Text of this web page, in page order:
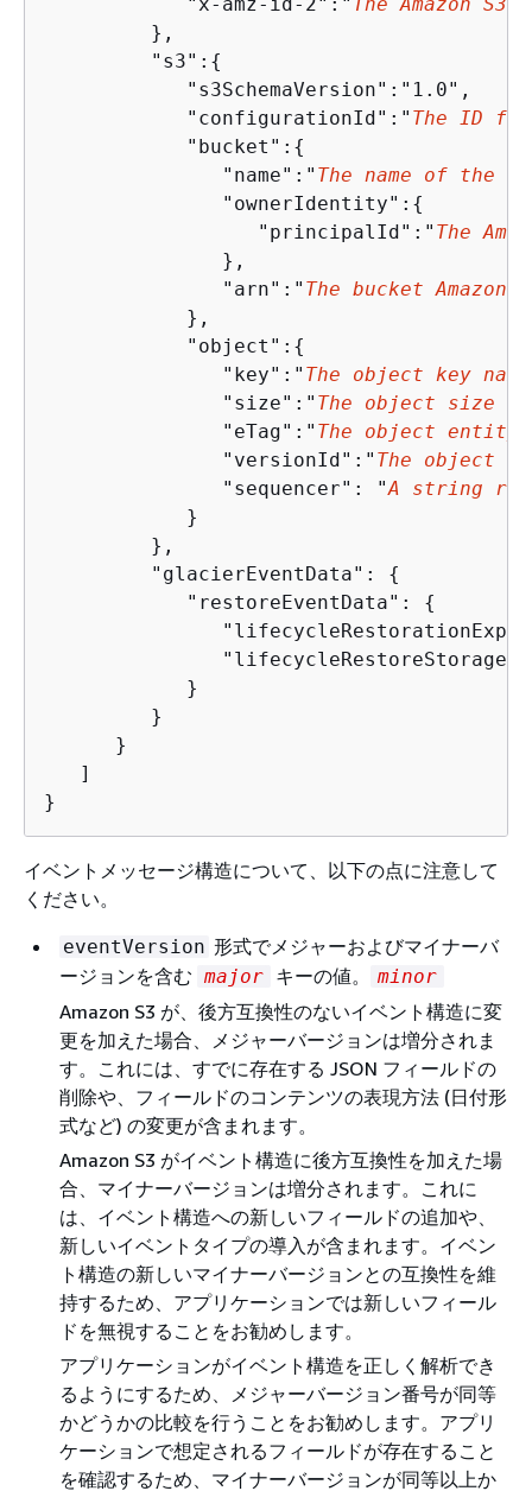
         },
         "s3":
{
            "s3SchemaVersion":"1.0",
            "configurationId":"
The ID
            "bucket":
{
               "name":"
The name of the
               "ownerIdentity":
{
                  "principalId":"
The
               },
               "arn":"
The bucket Amazon
            },
            "object":
{
               "key":"
The object key name
               "size":"
The object size
               "eTag":"
The object entity
               "versionId":"
The object
               "sequencer": "
A string
            }
         },
         "glacierEventData":
{
            "restoreEventData":
{
            }
         }
      }
   ]
}
イベントメッセージ構造について、以下の点に注意して
ください。
eventVersion 形式でメジャーおよびマイナーバ
ージョンを含む major キーの値。 minor
Amazon S3 が、後方互換性のないイベント構造に変
更を加えた場合、メジャーバージョンは増分されま
す。これには、すでに存在する JSON フィールドの
削除や、フィールドのコンテンツの表現方法 (日付形
式など) の変更が含まれます。
Amazon S3 がイベント構造に後方互換性を加えた場
合、マイナーバージョンは増分されます。これに
は、イベント構造への新しいフィールドの追加や、
新しいイベントタイプの導入が含まれます。イベン
ト構造の新しいマイナーバージョンとの互換性を維
持するため、アプリケーションでは新しいフィール
ドを無視することをお勧めします。
アプリケーションがイベント構造を正しく解析でき
るようにするため、メジャーバージョン番号が同等
かどうかの比較を行うことをお勧めします。アプリ
ケーションで想定されるフィールドが存在すること
を確認するため、マイナーバージョンが同等以上か